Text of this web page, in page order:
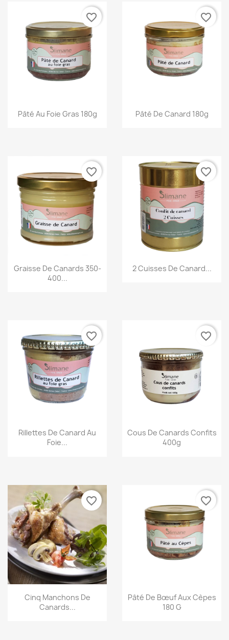
Aperçu rapide
Pâté Au Foie Gras 180g
favorite_border
Aperçu rapide
Pâté De Canard 180g
favorite_border
Aperçu rapide
Graisse De Canards 350-
400...
favorite_border
Aperçu rapide
2 Cuisses De Canard...
favorite_border
Aperçu rapide
Rillettes De Canard Au
Foie...
favorite_border
Aperçu rapide
Cous De Canards Confits
400g
favorite_border
Aperçu rapide
Cinq Manchons De
Canards...
favorite_border
Aperçu rapide
Pâté De Bœuf Aux Cèpes
180 G
favorite_border